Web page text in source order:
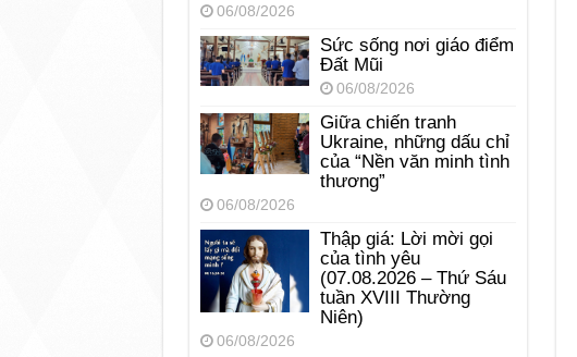
06/08/2026
Sức sống nơi giáo điểm
Đất Mũi
06/08/2026
Giữa chiến tranh
Ukraine, những dấu chỉ
của “Nền văn minh tình
thương”
06/08/2026
Thập giá: Lời mời gọi
của tình yêu
(07.08.2026 – Thứ Sáu
tuần XVIII Thường
Niên)
06/08/2026